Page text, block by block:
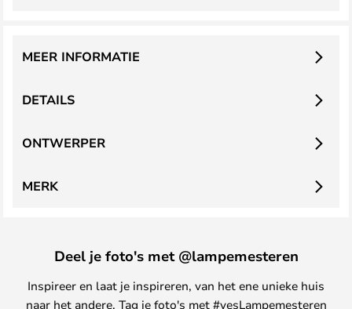
DETAILS
MEER INFORMATIE
ONTWERPER
MERK
Deel je foto's met @lampemesteren
Inspireer en laat je inspireren, van het ene unieke huis
naar het andere. Tag je foto's met #yesLampemesteren